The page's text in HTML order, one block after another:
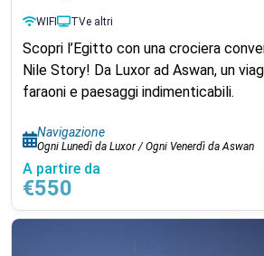
WIFI TVe altri
Scopri l’Egitto con una crociera
Nile Story! Da Luxor ad Aswan, un
faraoni e paesaggi indimenticabili.
Navigazione
Ogni Lunedì da Luxor / Ogni Venerdì da Aswan
A partire da
€550